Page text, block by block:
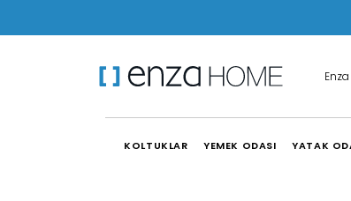
KOLTUKLAR YEMEK ODASI YATAK